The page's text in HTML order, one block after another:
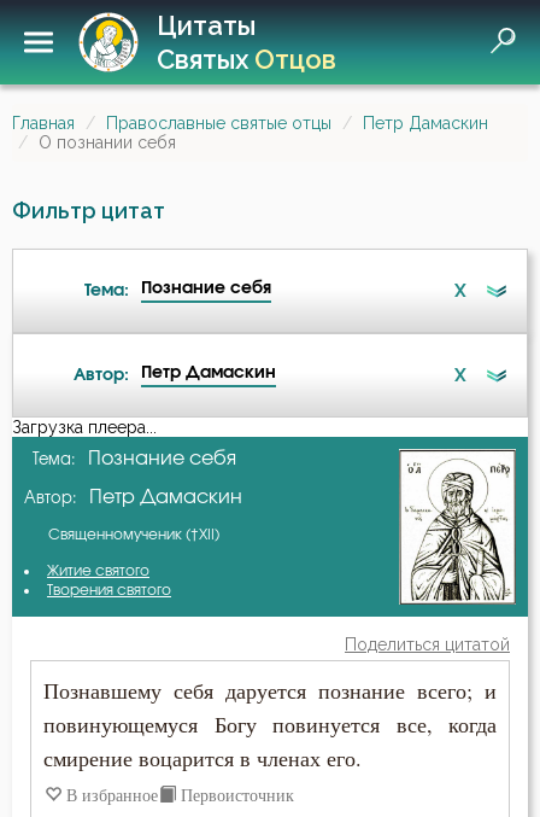
Цитаты
СвятыхОтцов
Главная Православные святые отцы
Петр Дамаскин
О познании себя
Фильтр цитат
Тема: Познание себя X
Ангел
Бедность
Безмолвие
Бесстрастие
Благодарность
Автор: Петр Дамаскин X
А-я
Авва Исайя (Скитский)
Варсонофий Оптинский (Плиханков)
Василий Великий
Григорий Богослов
Григорий Нисский
Загрузка плеера...
Тема: Познание себя
Автор: Петр Дамаскин
Священномученик (†XII)
Житие святого
Творения святого
Поделиться цитатой
Познавшему себя даруется познание всего; и
повинующемуся Богу повинуется все, когда
смирение воцарится в членах его.
В избранное Первоисточник